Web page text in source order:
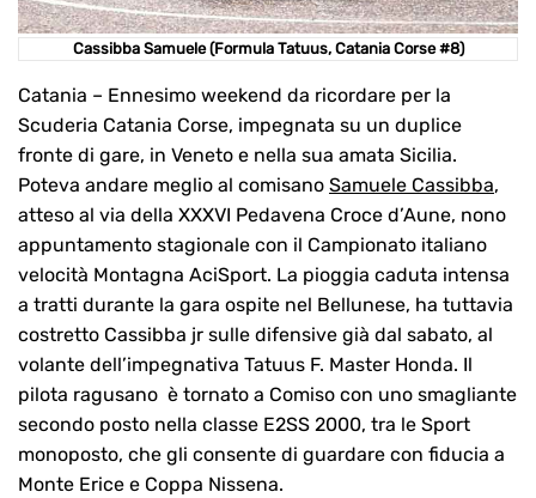
Cassibba Samuele (Formula Tatuus, Catania Corse #8)
Catania – Ennesimo weekend da ricordare per la
Scuderia Catania Corse, impegnata su un duplice
fronte di gare, in Veneto e nella sua amata Sicilia.
Poteva andare meglio al comisano Samuele Cassibba,
atteso al via della XXXVI Pedavena Croce d’Aune, nono
appuntamento stagionale con il Campionato italiano
velocità Montagna AciSport. La pioggia caduta intensa
a tratti durante la gara ospite nel Bellunese, ha tuttavia
costretto Cassibba jr sulle difensive già dal sabato, al
volante dell’impegnativa Tatuus F. Master Honda. Il
pilota ragusano è tornato a Comiso con uno smagliante
secondo posto nella classe E2SS 2000, tra le Sport
monoposto, che gli consente di guardare con fiducia a
Monte Erice e Coppa Nissena.